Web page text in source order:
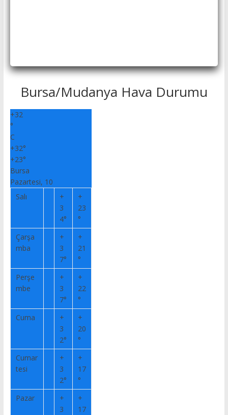
Bursa/Mudanya Hava Durumu
+32
°
C
+32°
+23°
Bursa
Pazartesi, 10
Salı
+
3
4°
+
23
°
Çarşa
mba
+
3
7°
+
21
°
Perşe
mbe
+
3
7°
+
22
°
Cuma
+
3
2°
+
20
°
Cumar
tesi
+
3
2°
+
17
°
Pazar
+
3
+
17